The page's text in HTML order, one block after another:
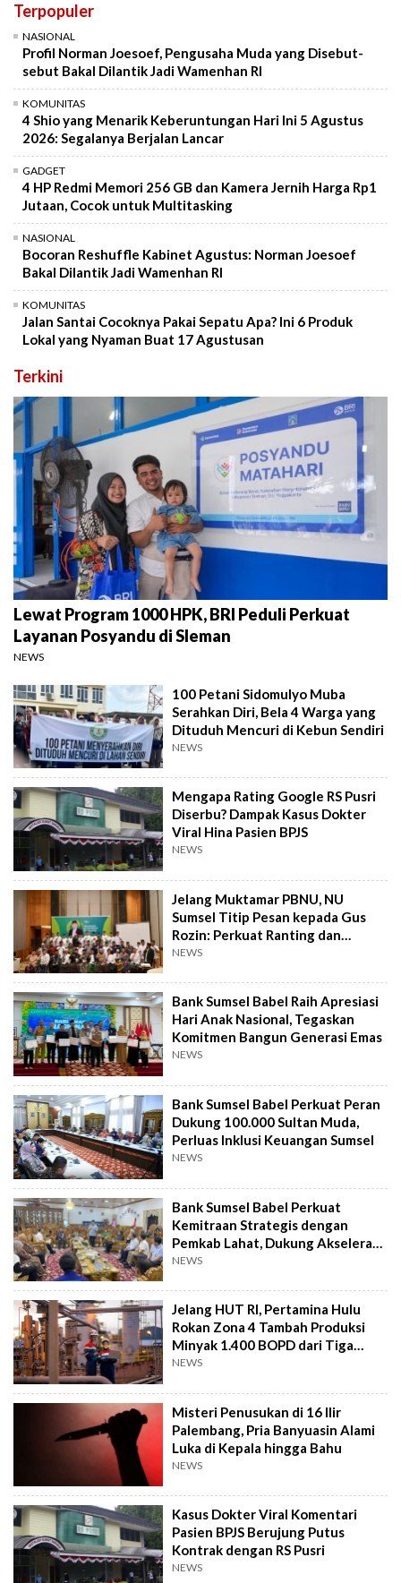
Terpopuler
NASIONAL
Profil Norman Joesoef, Pengusaha Muda yang Disebut-
sebut Bakal Dilantik Jadi Wamenhan RI
KOMUNITAS
4 Shio yang Menarik Keberuntungan Hari Ini 5 Agustus
2026: Segalanya Berjalan Lancar
GADGET
4 HP Redmi Memori 256 GB dan Kamera Jernih Harga Rp1
Jutaan, Cocok untuk Multitasking
NASIONAL
Bocoran Reshuffle Kabinet Agustus: Norman Joesoef
Bakal Dilantik Jadi Wamenhan RI
KOMUNITAS
Jalan Santai Cocoknya Pakai Sepatu Apa? Ini 6 Produk
Lokal yang Nyaman Buat 17 Agustusan
Terkini
Lewat Program 1000 HPK, BRI Peduli Perkuat
Layanan Posyandu di Sleman
NEWS
100 Petani Sidomulyo Muba
Serahkan Diri, Bela 4 Warga yang
Dituduh Mencuri di Kebun Sendiri
NEWS
Mengapa Rating Google RS Pusri
Diserbu? Dampak Kasus Dokter
Viral Hina Pasien BPJS
NEWS
Jelang Muktamar PBNU, NU
Sumsel Titip Pesan kepada Gus
Rozin: Perkuat Ranting dan
Pesantren
NEWS
Bank Sumsel Babel Raih Apresiasi
Hari Anak Nasional, Tegaskan
Komitmen Bangun Generasi Emas
NEWS
Bank Sumsel Babel Perkuat Peran
Dukung 100.000 Sultan Muda,
Perluas Inklusi Keuangan Sumsel
NEWS
Bank Sumsel Babel Perkuat
Kemitraan Strategis dengan
Pemkab Lahat, Dukung Akselerasi
Ekonomi Daerah
NEWS
Jelang HUT RI, Pertamina Hulu
Rokan Zona 4 Tambah Produksi
Minyak 1.400 BOPD dari Tiga
Sumur Baru
NEWS
Misteri Penusukan di 16 Ilir
Palembang, Pria Banyuasin Alami
Luka di Kepala hingga Bahu
NEWS
Kasus Dokter Viral Komentari
Pasien BPJS Berujung Putus
Kontrak dengan RS Pusri
NEWS